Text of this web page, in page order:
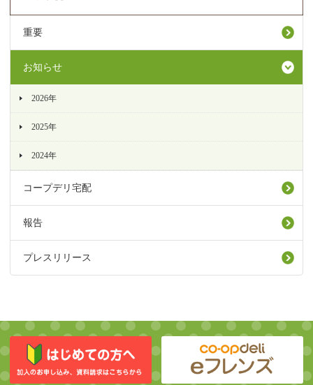
重要
お知らせ
2026年
2025年
2024年
コープデリ宅配
報告
プレスリリース